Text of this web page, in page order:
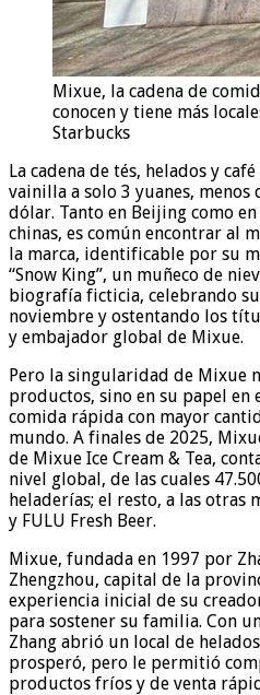
Mixue, la cadena de
conocen y tiene más
Starbucks
La cadena de tés, helados y
vainilla a solo 3 yuanes, menos
dólar. Tanto en Beijing como
chinas, es común encontrar al
la marca, identificable por su
“Snow King”, un muñeco de
biografía ficticia, celebrando
noviembre y ostentando los
y embajador global de Mixue.
Pero la singularidad de Mixue
productos, sino en su papel en
comida rápida con mayor
mundo. A finales de 2025,
de Mixue Ice Cream & Tea,
nivel global, de las cuales
heladerías; el resto, a las otras
y FULU Fresh Beer.
Mixue, fundada en 1997 por
Zhengzhou, capital de la
experiencia inicial de su
para sostener su familia. Con
Zhang abrió un local de
prosperó, pero le permitió
productos fríos y de venta